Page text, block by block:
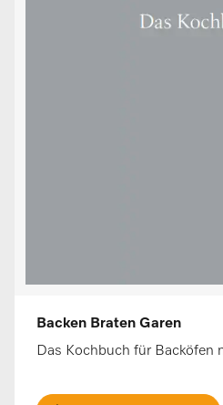
Backen Braten Garen
Das Kochbuch für Backöfen